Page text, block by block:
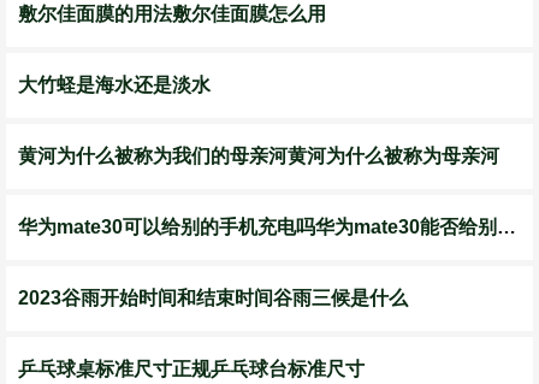
敷尔佳面膜的用法敷尔佳面膜怎么用
大竹蛏是海水还是淡水
黄河为什么被称为我们的母亲河黄河为什么被称为母亲河
华为mate30可以给别的手机充电吗华为mate30能否给别的手机充电
2023谷雨开始时间和结束时间谷雨三候是什么
乒乓球桌标准尺寸正规乒乓球台标准尺寸